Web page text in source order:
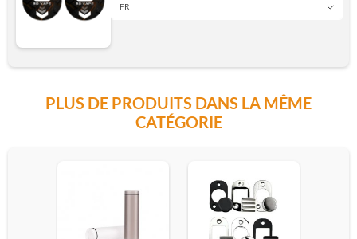
FR
EN
Ajouter
PLUS DE PRODUITS DANS LA MÊME
CATÉGORIE